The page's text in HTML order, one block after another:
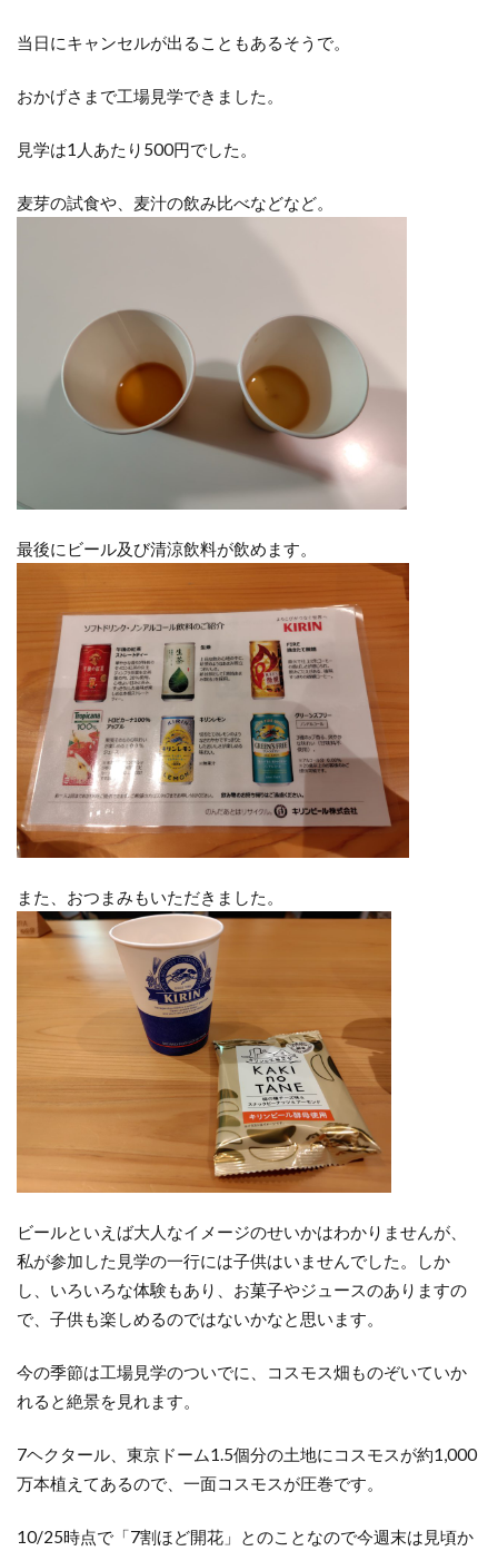
当日にキャンセルが出ることもあるそうで。
おかげさまで工場見学できました。
見学は1人あたり500円でした。
麦芽の試食や、麦汁の飲み比べなどなど。
最後にビール及び清涼飲料が飲めます。
また、おつまみもいただきました。
ビールといえば大人なイメージのせいかはわかりませんが、
私が参加した見学の一行には子供はいませんでした。しか
し、いろいろな体験もあり、お菓子やジュースのありますの
で、子供も楽しめるのではないかなと思います。
今の季節は工場見学のついでに、コスモス畑ものぞいていか
れると絶景を見れます。
7ヘクタール、東京ドーム1.5個分の土地にコスモスが約1,000
万本植えてあるので、一面コスモスが圧巻です。
10/25時点で「7割ほど開花」とのことなので今週末は見頃か